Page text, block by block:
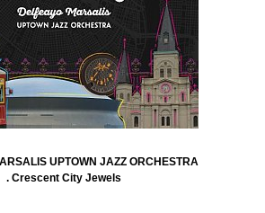
UPTOWN JAZZ ORCHESTRA
. Crescent City Jewels